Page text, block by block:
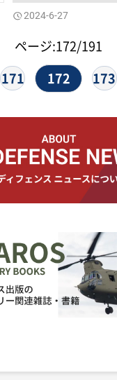
2024-6-27
ページ:172/191
171 172 173